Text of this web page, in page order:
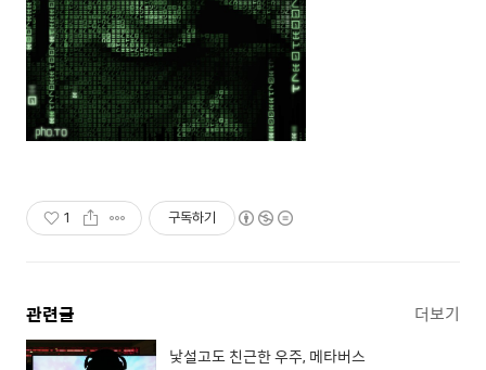
1 구독하기
관련글 더보기
낯설고도 친근한 우주, 메타버스